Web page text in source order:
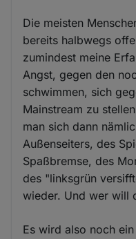
Die meisten
bereits halbwegs
zumindest meine
Angst, gegen den
schwimmen, sich
Mainstream zu
man sich dann
Außenseiters, des
Spaßbremse, des
des "linksgrün
wieder. Und wer will
Es wird also noch